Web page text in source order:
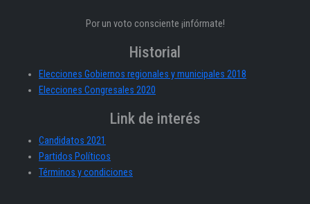
Por un voto consciente ¡infórmate!
Historial
Elecciones Gobiernos regionales y municipales 2018
Elecciones Congresales 2020
Link de interés
Candidatos 2021
Partidos Políticos
Términos y condiciones